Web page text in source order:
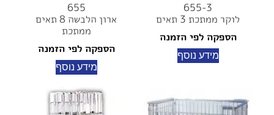
655-3
לוקר ממתכת 3 תאים
הספקה לפי הזמנה
מידע נוסף
655
ארון הלבשה 8 תאים
ממתכת
הספקה לפי הזמנה
מידע נוסף